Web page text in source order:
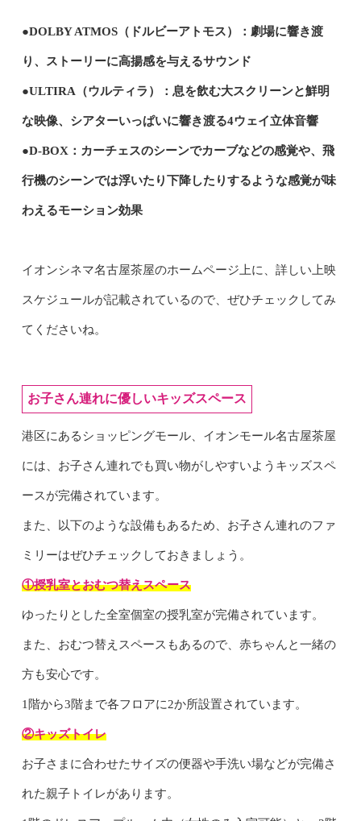
●DOLBY ATMOS（ドルビーアトモス）：劇場に響き渡
り、ストーリーに高揚感を与えるサウンド
●ULTIRA（ウルティラ）：息を飲む大スクリーンと鮮明
な映像、シアターいっぱいに響き渡る4ウェイ立体音響
●D-BOX：カーチェスのシーンでカーブなどの感覚や、飛
行機のシーンでは浮いたり下降したりするような感覚が味
わえるモーション効果
イオンシネマ名古屋茶屋のホームページ上に、詳しい上映
スケジュールが記載されているので、ぜひチェックしてみ
てくださいね。
お子さん連れに優しいキッズスペース
港区にあるショッピングモール、イオンモール名古屋茶屋
には、お子さん連れでも買い物がしやすいようキッズスペ
ースが完備されています。
また、以下のような設備もあるため、お子さん連れのファ
ミリーはぜひチェックしておきましょう。
①授乳室とおむつ替えスペース
ゆったりとした全室個室の授乳室が完備されています。
また、おむつ替えスペースもあるので、赤ちゃんと一緒の
方も安心です。
1階から3階まで各フロアに2か所設置されています。
②キッズトイレ
お子さまに合わせたサイズの便器や手洗い場などが完備さ
れた親子トイレがあります。